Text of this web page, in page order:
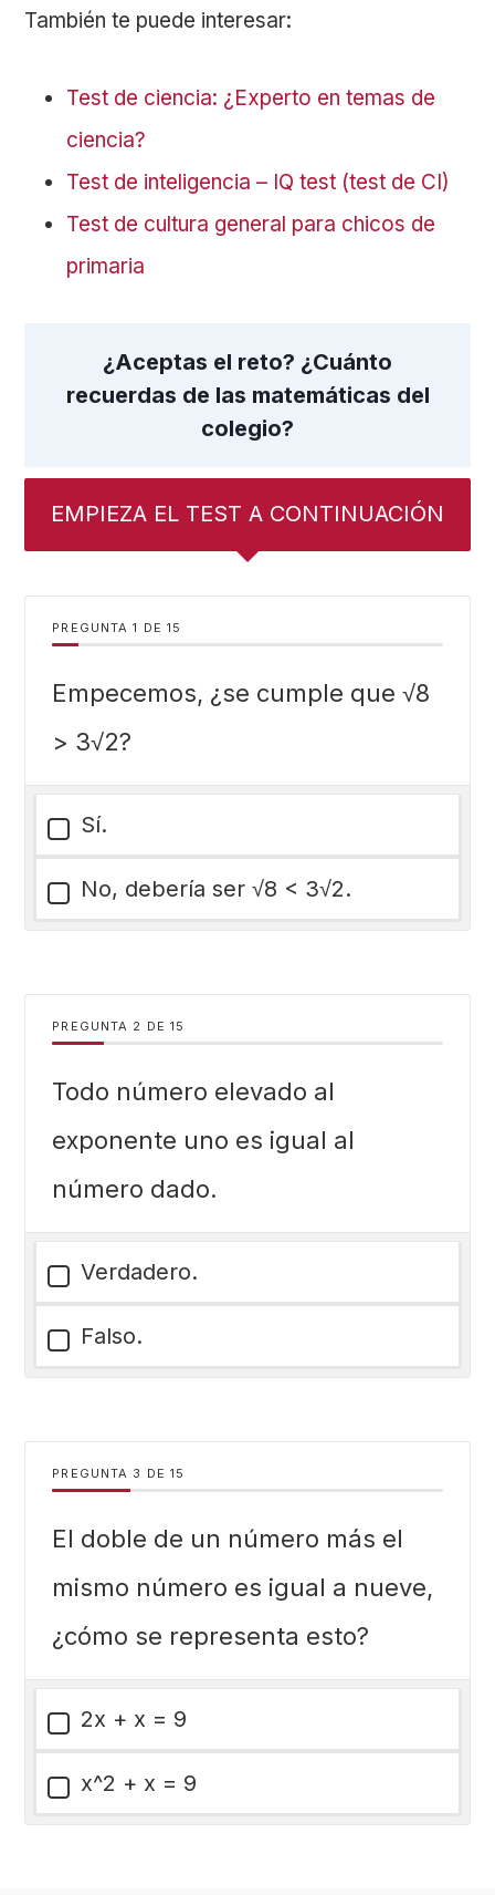
También te puede interesar:
Test de ciencia: ¿Experto en temas de
ciencia?
Test de inteligencia – IQ test (test de CI)
Test de cultura general para chicos de
primaria
¿Aceptas el reto? ¿Cuánto
recuerdas de las matemáticas del
colegio?
EMPIEZA EL TEST A CONTINUACIÓN
PREGUNTA DE 15
Empecemos, ¿se cumple que √8
> 3√2?
Sí.
No, debería ser √8 < 3√2.
PREGUNTA DE 15
Todo número elevado al
exponente uno es igual al
número dado.
Verdadero.
Falso.
PREGUNTA DE 15
El doble de un número más el
mismo número es igual a nueve,
¿cómo se representa esto?
2x + x = 9
x^2 + x = 9